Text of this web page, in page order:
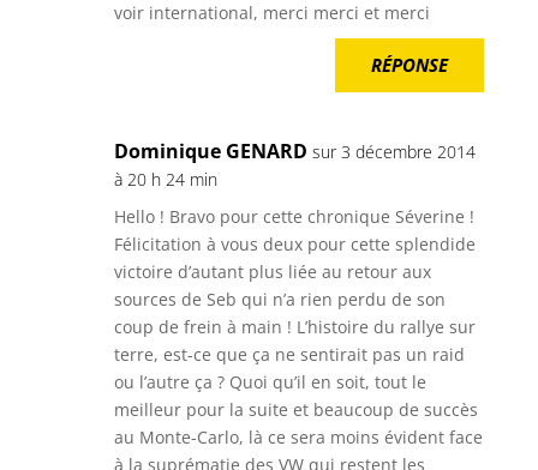
voir international, merci merci et merci
RÉPONSE
Dominique GENARD sur 3 décembre 2014
à 20 h 24 min
Hello ! Bravo pour cette chronique Séverine !
Félicitation à vous deux pour cette splendide
victoire d’autant plus liée au retour aux
sources de Seb qui n’a rien perdu de son
coup de frein à main ! L’histoire du rallye sur
terre, est-ce que ça ne sentirait pas un raid
ou l’autre ça ? Quoi qu’il en soit, tout le
meilleur pour la suite et beaucoup de succès
au Monte-Carlo, là ce sera moins évident face
à la suprématie des VW qui restent les